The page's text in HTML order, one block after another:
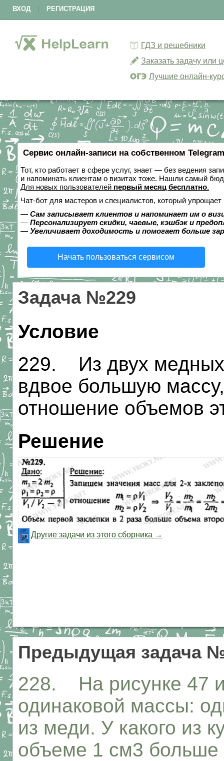
ВХОД РЕГИСТРАЦИЯ
ГДЗ и решебники
Заказать задачу или
Лучшие онлайн-
Сервис онлайн-записи на собственном
Тот, кто работает в сфере услуг, знает — без ведения
и напоминать клиентам о визитах тоже. Нашли самый
Для новых пользователей первый месяц бесплатно.
Чат-бот для мастеров и специалистов, который упрощает
— Сам записывает клиентов и напоминает им о
— Персонализирует скидки, чаевые, кэшбэк и
— Увеличивает доходимость и помогает больше
Начать пользоваться сервисом
Задача №229
Условие
229. Из двух медных
вдвое большую
отношение объемов
Решение
Другие задачи из этого сборника →
Предыдущая задача
228. На рисунке 47
одинаковой массы:
из меди. У какого из
объеме 1 см3 больше